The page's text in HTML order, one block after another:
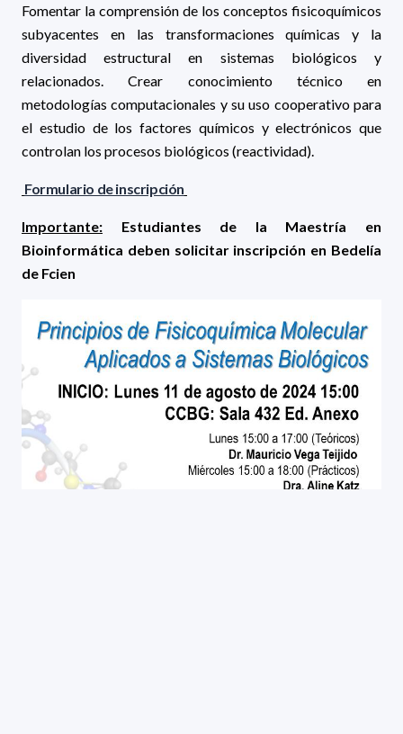
Fomentar la comprensión de los conceptos fisicoquímicos
subyacentes en las transformaciones químicas y la
diversidad estructural en sistemas biológicos y
relacionados. Crear conocimiento técnico en
metodologías computacionales y su uso cooperativo para
el estudio de los factores químicos y electrónicos que
controlan los procesos biológicos (reactividad).
Formulario de inscripción
Importante:
Estudiantes de la Maestría en
Bioinformática deben solicitar inscripción en Bedelía
de Fcien